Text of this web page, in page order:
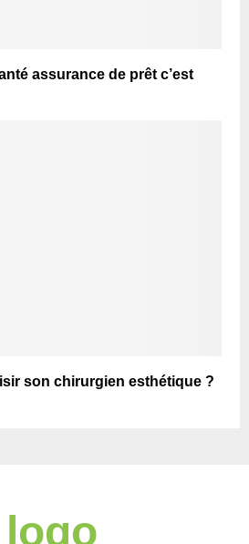
assurance de prêt c’est
son chirurgien esthétique ?